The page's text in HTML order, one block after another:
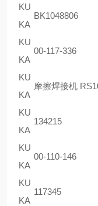
KU
KA
BK1048806
KU
KA
00-117-336
KU
KA
摩擦焊接机
KU
KA
134215
KU
KA
00-110-146
KU
KA
117345